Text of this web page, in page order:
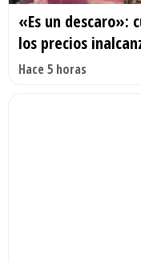
«Es un descaro»:
los precios
Hace 5 horas